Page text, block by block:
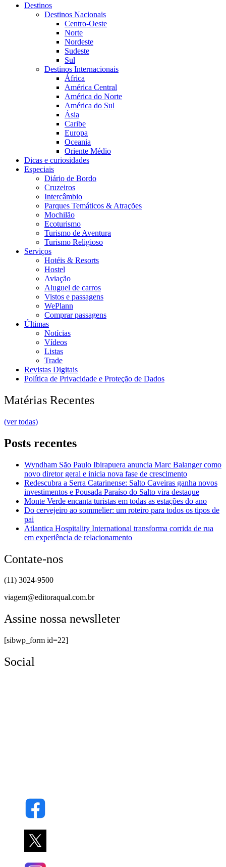
Destinos
Destinos Nacionais
Centro-Oeste
Norte
Nordeste
Sudeste
Sul
Destinos Internacionais
África
América Central
América do Norte
América do Sul
Ásia
Caribe
Europa
Oceania
Oriente Médio
Dicas e curiosidades
Especiais
Diário de Bordo
Cruzeiros
Intercâmbio
Parques Temáticos & Atrações
Mochilão
Ecoturismo
Turismo de Aventura
Turismo Religioso
Serviços
Hotéis & Resorts
Hostel
Aviação
Aluguel de carros
Vistos e passagens
WePlann
Comprar passagens
Últimas
Notícias
Vídeos
Listas
Trade
Revistas Digitais
Política de Privacidade e Proteção de Dados
Matérias Recentes
(ver todas)
Posts recentes
Wyndham São Paulo Ibirapuera anuncia Marc Balanger como
novo diretor geral e inicia nova fase de crescimento
Redescubra a Serra Catarinense: Salto Caveiras ganha novos
investimentos e Pousada Paraíso do Salto vira destaque
Monte Verde encanta turistas em todas as estações do ano
Do cervejeiro ao sommelier: um roteiro para todos os tipos de
pai
Atlantica Hospitality International transforma corrida de rua
em experiência de relacionamento
Contate-nos
(11) 3024-9500
viagem@editoraqual.com.br
Assine nossa newslleter
[sibwp_form id=22]
Social